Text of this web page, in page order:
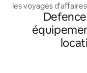
les voyages
groupe. Profitez de
salle de bains
puissant, de 7
chaude/gaz 24h/24